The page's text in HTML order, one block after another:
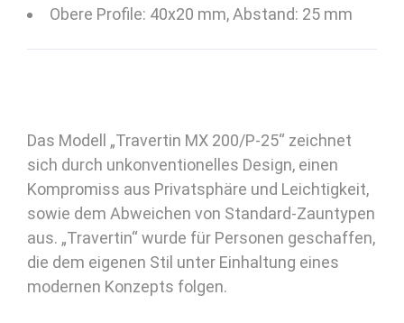
Obere Profile: 40x20 mm, Abstand: 25 mm
Das Modell „Travertin MX 200/P-25“ zeichnet
sich durch unkonventionelles Design, einen
Kompromiss aus Privatsphäre und Leichtigkeit,
sowie dem Abweichen von Standard-Zauntypen
aus. „Travertin“ wurde für Personen geschaffen,
die dem eigenen Stil unter Einhaltung eines
modernen Konzepts folgen.